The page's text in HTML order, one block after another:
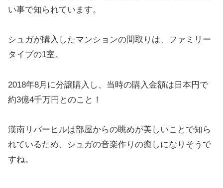
い事で知られています。
シュガが購入したマンションの間取りは、ファミリー
タイプの1室。
2018年8月に分譲購入し、当時の購入金額は日本円で
約3億4千万円とのこと！
漢南リバーヒルは部屋からの眺めが美しいことで知ら
れているため、シュガの音楽作りの癒しになりそうで
すね。